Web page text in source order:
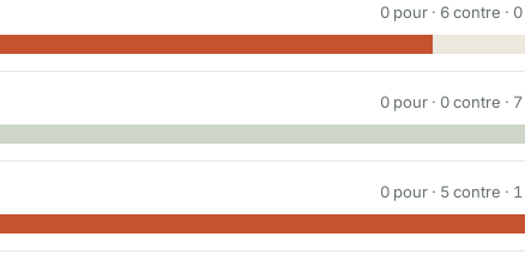
0 pour · 6contre · 0
0 pour · 0contre · 7
0 pour · 5contre · 1